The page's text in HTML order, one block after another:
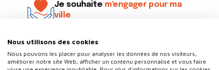
Je souhaite m'engager pour ma
ville
Nous utilisons des cookies
Nous pouvons les placer pour analyser les données de nos visiteurs,
améliorer notre site Web, afficher un contenu personnalisé et vous faire